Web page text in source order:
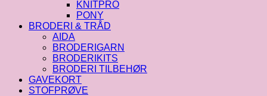
KNITPRO
PONY
BRODERI & TRÅD
AIDA
BRODERIGARN
BRODERIKITS
BRODERI TILBEHØR
GAVEKORT
STOFPRØVE